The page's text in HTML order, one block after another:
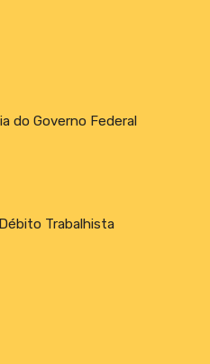
do Governo Federal
Trabalhista